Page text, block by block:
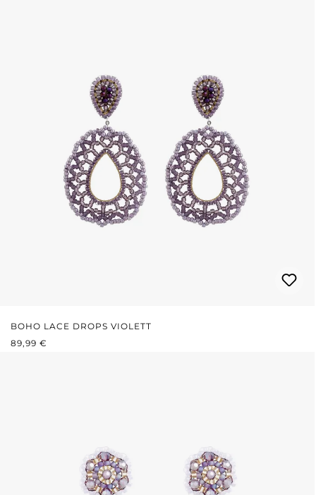
BOHO LACE DROPS VIOLETT
REGULÄRER PREIS:
89,99 €